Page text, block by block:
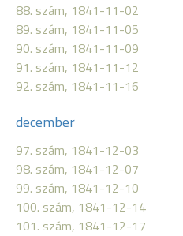
88. szám, 1841-11-02
89. szám, 1841-11-05
90. szám, 1841-11-09
91. szám, 1841-11-12
92. szám, 1841-11-16
december
97. szám, 1841-12-03
98. szám, 1841-12-07
99. szám, 1841-12-10
100. szám, 1841-12-14
101. szám, 1841-12-17